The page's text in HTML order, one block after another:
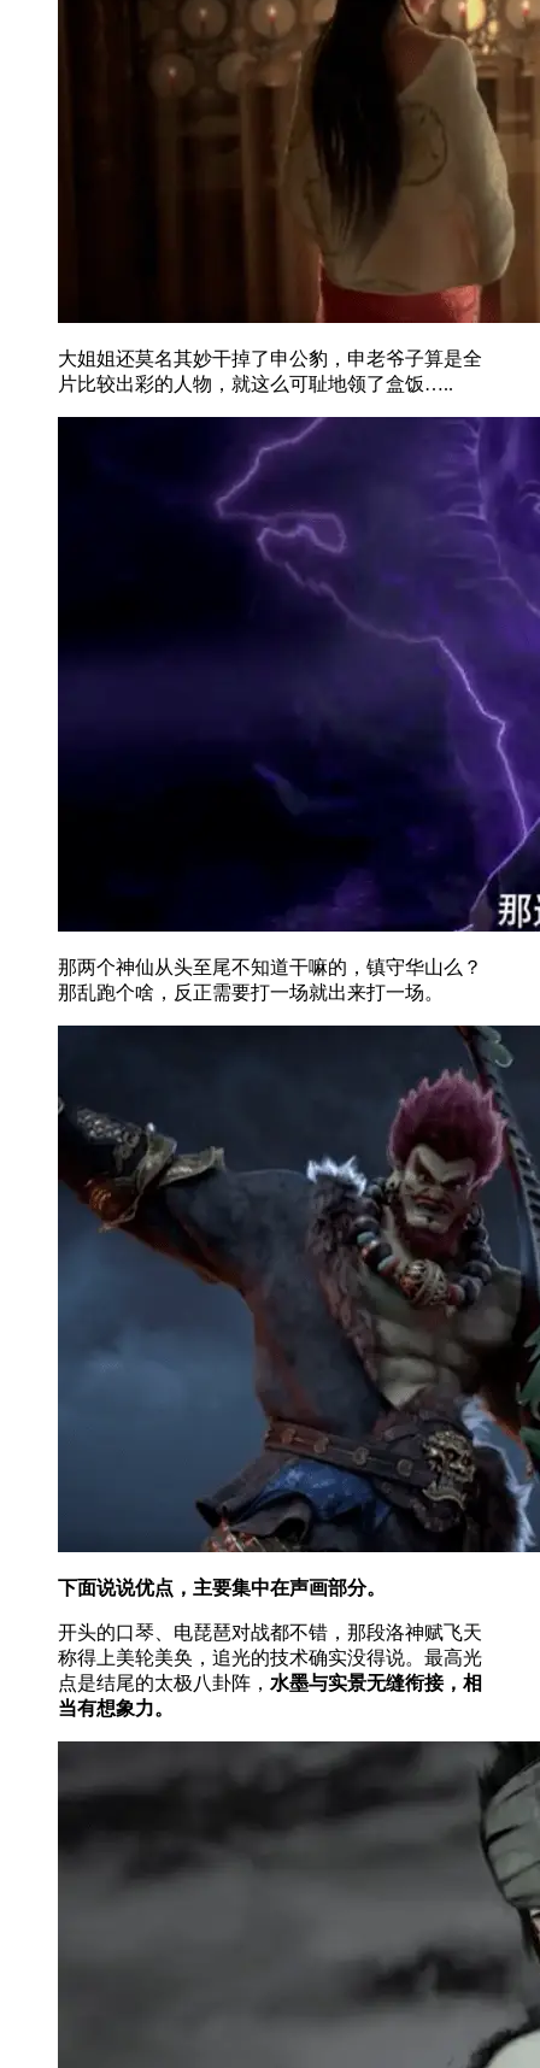
大姐姐还莫名其妙干掉了申公豹，申老爷子算是全
片比较出彩的人物，就这么可耻地领了盒饭…..
那两个神仙从头至尾不知道干嘛的，镇守华山么？
那乱跑个啥，反正需要打一场就出来打一场。
下面说说优点，主要集中在声画部分。
开头的口琴、电琵琶对战都不错，那段洛神赋飞天
称得上美轮美奂，追光的技术确实没得说。最高光
点是结尾的太极八卦阵， 水墨与实景无缝衔接，相
当有想象力。